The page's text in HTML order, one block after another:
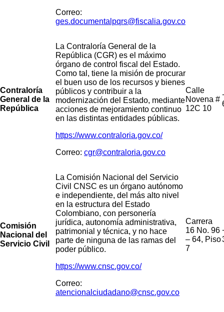
Correo:
ges.documentalpqrs@fiscalia.gov.co
Contraloría
General de la
República
La Contraloría General de la
República (CGR) es el máximo
órgano de control fiscal del Estado.
Como tal, tiene la misión de procurar
el buen uso de los recursos y bienes
públicos y contribuir a la
modernización del Estado, mediante
acciones de mejoramiento continuo
en las distintas entidades públicas.
https://www.contraloria.gov.co/
Correo: cgr@contraloria.gov.co
Calle
Novena #
12C 10
Comisión
Nacional del
Servicio Civil
La Comisión Nacional del Servicio
Civil CNSC es un órgano autónomo
e independiente, del más alto nivel
en la estructura del Estado
Colombiano, con personería
jurídica, autonomía administrativa,
patrimonial y técnica, y no hace
parte de ninguna de las ramas del
poder público.
https://www.cnsc.gov.co/
Correo:
atencionalciudadano@cnsc.gov.co
Carrera
16 No. 96
– 64, Piso
7